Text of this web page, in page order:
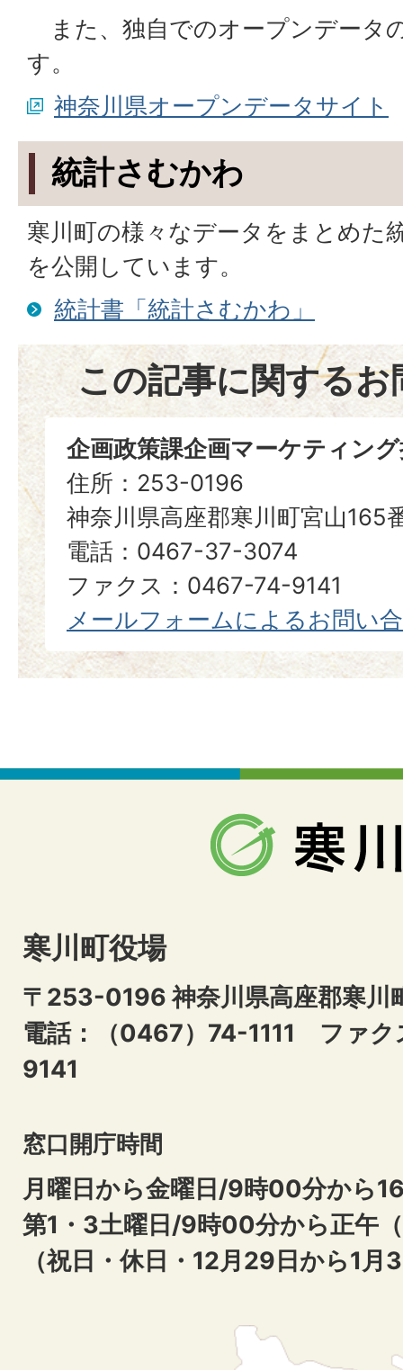
また、独自でのオープンデータ
す。
神奈川県オープンデータサイト
統計さむかわ
寒川町の様々なデータをまとめた
を公開しています。
統計書「統計さむかわ」
この記事に関するお
企画政策課企画マーケティン
住所：253-0196
神奈川県高座郡寒川町宮山165
電話：0467-37-3074
ファクス：0467-74-9141
メールフォームによるお問い
寒川町役場
〒253-0196 神奈川県高座郡寒川
電話：（0467）74-1111 ファ
9141
窓口開庁時間
月曜日から金曜日/9時00分から
第1・3土曜日/9時00分から正午
（祝日・休日・12月29日から1月